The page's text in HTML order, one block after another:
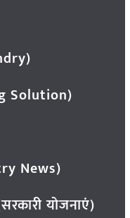
Solution)
News)
योजनाएं)